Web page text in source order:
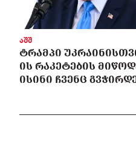
აშშ
ᲢᲠᲐᲛᲞᲘ
ᲘᲡ ᲠᲐᲙᲔᲢᲔᲑᲘᲡ
ᲘᲡᲘᲜᲘ ᲩᲕᲔᲜᲪ